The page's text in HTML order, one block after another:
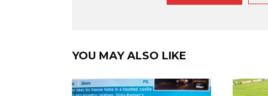
YOU MAY ALSO LIKE